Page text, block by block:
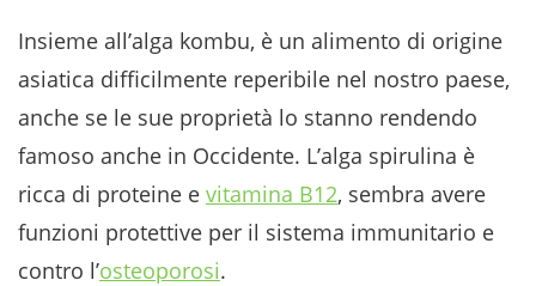
Insieme all’alga kombu, è un alimento di origine
asiatica difficilmente reperibile nel nostro paese,
anche se le sue proprietà lo stanno rendendo
famoso anche in Occidente. L’alga spirulina è
ricca di proteine e vitamina B12, sembra avere
funzioni protettive per il sistema immunitario e
contro l’osteoporosi.